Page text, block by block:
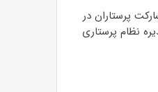
پرستاران در
نظام پرستاری